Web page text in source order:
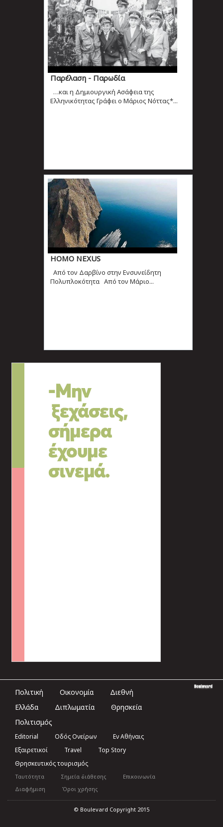
Παρέλαση - Παρωδία
…και η Δημιουργική Ασάφεια της
Ελληνικότητας Γράφει ο Μάριος Νόττας*...
ΗΟΜΟ ΝEXUS
Από τον Δαρβίνο στην Ενσυνείδητη
Πολυπλοκότητα Από τον Μάριο...
Πολιτική Οικονομία
Διεθνή
Ελλάδα
Διπλωματία
Θρησκεία
Πολιτισμός
Editorial Οδός Ονείρων
Εν Αθήναις
Εξαιρετικοί
Travel
Top Story
Θρησκευτικός τουρισμός
Ταυτότητα Σημεία διάθεσης
Επικοινωνία
Διαφήμιση
Όροι χρήσης
© Boulevard Copyright 2015